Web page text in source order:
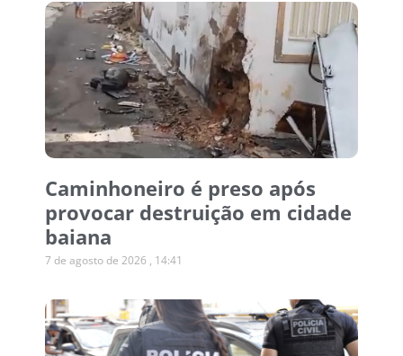
Caminhoneiro é preso após
provocar destruição em cidade
baiana
7 de agosto de 2026 14:41